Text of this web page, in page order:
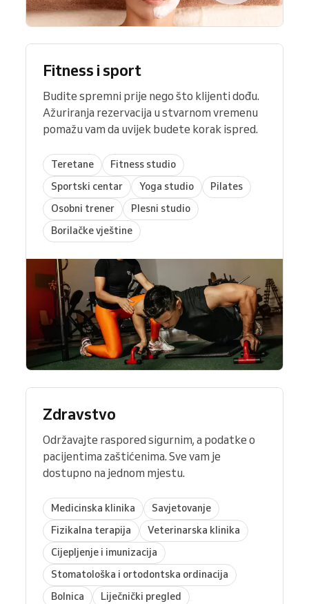
Fitness i sport
Budite spremni prije nego što klijenti dođu.
Ažuriranja rezervacija u stvarnom vremenu
pomažu vam da uvijek budete korak ispred.
Teretane
Fitness studio
Sportski centar
Yoga studio
Pilates
Osobni trener
Plesni studio
Borilačke vještine
Zdravstvo
Održavajte raspored sigurnim, a podatke o
pacijentima zaštićenima. Sve vam je
dostupno na jednom mjestu.
Medicinska klinika
Savjetovanje
Fizikalna terapija
Veterinarska klinika
Cijepljenje i imunizacija
Stomatološka i ortodontska ordinacija
Bolnica
Liječnički pregled